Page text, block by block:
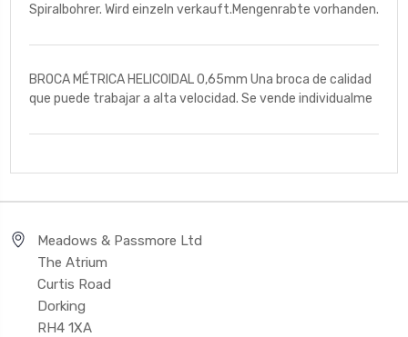
Spiralbohrer. Wird einzeln verkauft.Mengenrabte vorhanden.
BROCA MÉTRICA HELICOIDAL 0,65mm Una broca de calidad
que puede trabajar a alta velocidad. Se vende individualme
Meadows & Passmore Ltd
The Atrium
Curtis Road
Dorking
RH4 1XA